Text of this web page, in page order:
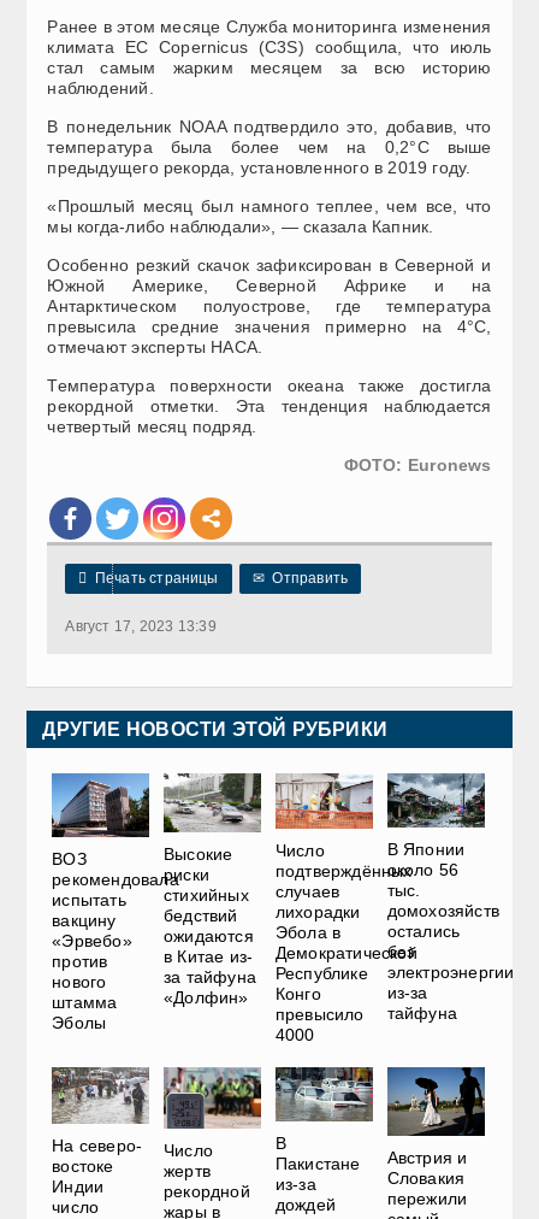
Ранее в этом месяце Служба мониторинга изменения
климата ЕС Copernicus (C3S) сообщила, что июль
стал самым жарким месяцем за всю историю
наблюдений.
В понедельник NOAA подтвердило это, добавив, что
температура была более чем на 0,2°С выше
предыдущего рекорда, установленного в 2019 году.
«Прошлый месяц был намного теплее, чем все, что
мы когда-либо наблюдали», — сказала Капник.
Особенно резкий скачок зафиксирован в Северной и
Южной Америке, Северной Африке и на
Антарктическом полуострове, где температура
превысила средние значения примерно на 4°С,
отмечают эксперты НАСА.
Температура поверхности океана также достигла
рекордной отметки. Эта тенденция наблюдается
четвертый месяц подряд.
ФОТО: Euronews
 Печать страницы ✉ Отправить
Август 17, 2023 13:39
ДРУГИЕ НОВОСТИ ЭТОЙ РУБРИКИ
ВОЗ
рекомендовала
испытать
вакцину
«Эрвебо»
против
нового
штамма
Эболы
Высокие
риски
стихийных
бедствий
ожидаются
в Китае из-
за тайфуна
«Долфин»
Число
подтверждённых
случаев
лихорадки
Эбола в
Демократической
Республике
Конго
превысило
4000
В Японии
около 56
тыс.
домохозяйств
остались
без
электроэнергии
из-за
тайфуна
На северо-
востоке
Индии
число
Число
жертв
рекордной
жары в
В
Пакистане
из-за
дождей
Австрия и
Словакия
пережили